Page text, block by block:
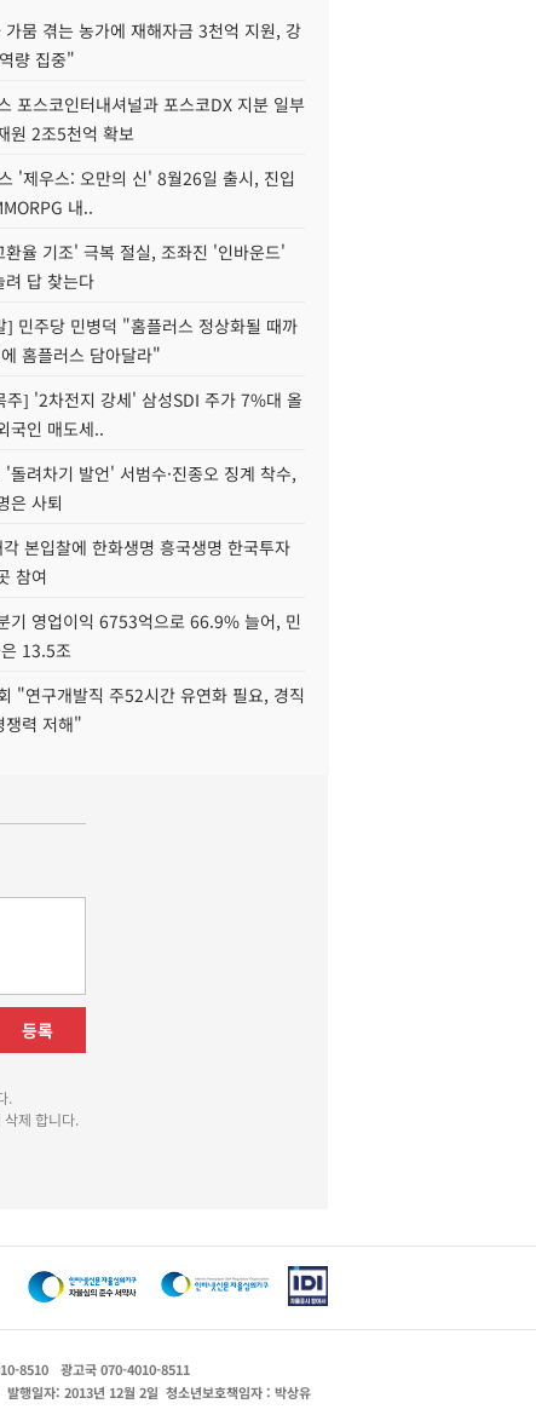
가뭄 겪는 농가에 재해자금 3천억 지원, 강
량 집중"
포스코인터내셔널과 포스코DX 지분 일부
원 2조5천억 확보
'제우스: 오만의 신' 8월26일 출시, 진입
내..
환율 기조' 극복 절실, 조좌진 '인바운드'
려 답 찾는다
] 민주당 민병덕 "홈플러스 정상화될 때까
홈플러스 담아달라"
주] '2차전지 강세' 삼성SDI 주가 7%대 올
국인 매도세..
돌려차기 발언' 서범수·진종오 징계 착수,
은 사퇴
본입찰에 한화생명 흥국생명 한국투자
참여
기 영업이익 6753억으로 66.9% 늘어, 민
13.5조
"연구개발직 주52시간 유연화 필요, 경직
쟁력 저해"
등록
.
제 합니다.
8510
광고국 070-4010-8511
발행일자: 2013년 12월 2일 청소년보호책임자 : 박상유